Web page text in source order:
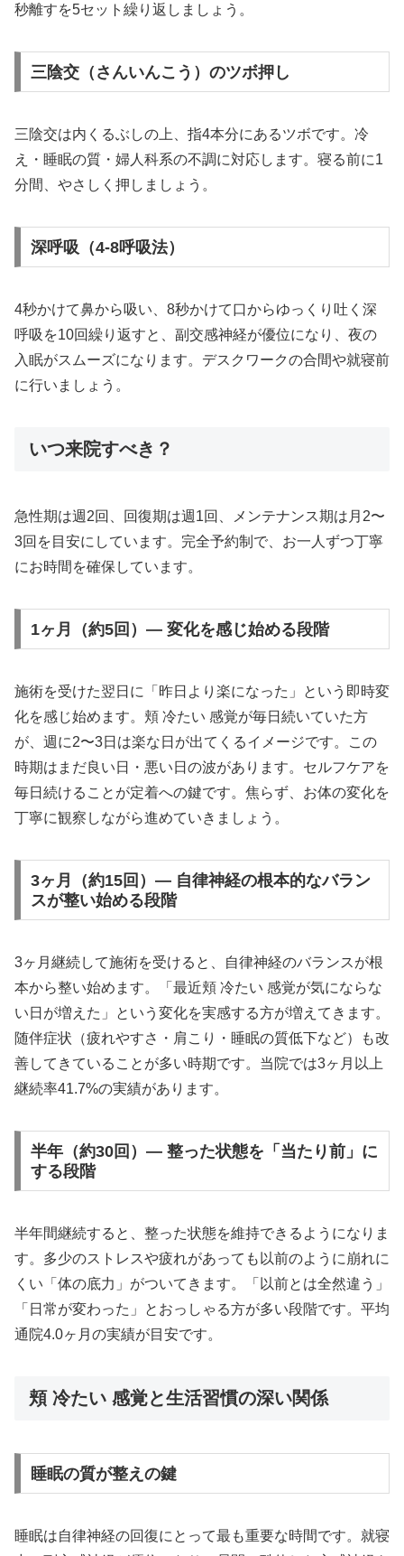
秒離すを5セット繰り返しましょう。
三陰交（さんいんこう）のツボ押し
三陰交は内くるぶしの上、指4本分にあるツボです。冷
え・睡眠の質・婦人科系の不調に対応します。寝る前に1
分間、やさしく押しましょう。
深呼吸（4-8呼吸法）
4秒かけて鼻から吸い、8秒かけて口からゆっくり吐く深
呼吸を10回繰り返すと、副交感神経が優位になり、夜の
入眠がスムーズになります。デスクワークの合間や就寝前
に行いましょう。
いつ来院すべき？
急性期は週2回、回復期は週1回、メンテナンス期は月2〜
3回を目安にしています。完全予約制で、お一人ずつ丁寧
にお時間を確保しています。
1ヶ月（約5回）— 変化を感じ始める段階
施術を受けた翌日に「昨日より楽になった」という即時変
化を感じ始めます。頬 冷たい 感覚が毎日続いていた方
が、週に2〜3日は楽な日が出てくるイメージです。この
時期はまだ良い日・悪い日の波があります。セルフケアを
毎日続けることが定着への鍵です。焦らず、お体の変化を
丁寧に観察しながら進めていきましょう。
3ヶ月（約15回）— 自律神経の根本的なバラン
スが整い始める段階
3ヶ月継続して施術を受けると、自律神経のバランスが根
本から整い始めます。「最近頬 冷たい 感覚が気にならな
い日が増えた」という変化を実感する方が増えてきます。
随伴症状（疲れやすさ・肩こり・睡眠の質低下など）も改
善してきていることが多い時期です。当院では3ヶ月以上
継続率41.7%の実績があります。
半年（約30回）— 整った状態を「当たり前」に
する段階
半年間継続すると、整った状態を維持できるようになりま
す。多少のストレスや疲れがあっても以前のように崩れに
くい「体の底力」がついてきます。「以前とは全然違う」
「日常が変わった」とおっしゃる方が多い段階です。平均
通院4.0ヶ月の実績が目安です。
頬 冷たい 感覚と生活習慣の深い関係
睡眠の質が整えの鍵
睡眠は自律神経の回復にとって最も重要な時間です。就寝